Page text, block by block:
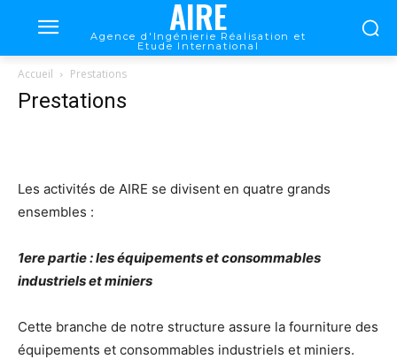
AIRE
Agence d'Ingénierie Réalisation et
Etude International
Accueil Prestations
Prestations
Les activités de AIRE se divisent en quatre grands
ensembles :
1ere partie : les équipements et consommables
industriels et miniers
Cette branche de notre structure assure la fourniture des
équipements et consommables industriels et miniers.